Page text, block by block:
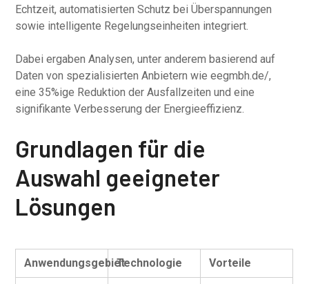
Echtzeit, automatisierten Schutz bei Überspannungen
sowie intelligente Regelungseinheiten integriert.
Dabei ergaben Analysen, unter anderem basierend auf
Daten von spezialisierten Anbietern wie eegmbh.de/,
eine 35%ige Reduktion der Ausfallzeiten und eine
signifikante Verbesserung der Energieeffizienz.
Grundlagen für die
Auswahl geeigneter
Lösungen
AnwendungsgebietTechnologie Vorteile